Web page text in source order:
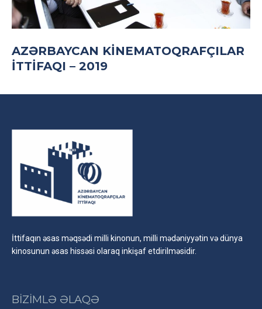
AZƏRBAYCAN KINEMATOQRAFÇILAR
İTTIFAQI – 2019
İttifaqın əsas məqsədi milli kinonun, milli mədəniyyətin və dünya
kinosunun əsas hissəsi olaraq inkişaf etdirilməsidir.
BİZİMLƏ ƏLAQƏ